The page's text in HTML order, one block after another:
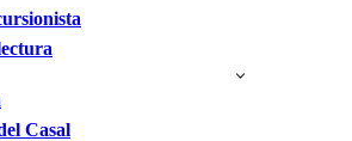
Casal